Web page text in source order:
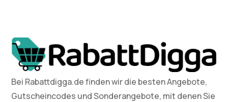
Bei Rabattdigga.de finden wir die besten Angebote,
Gutscheincodes und Sonderangebote, mit denen Sie